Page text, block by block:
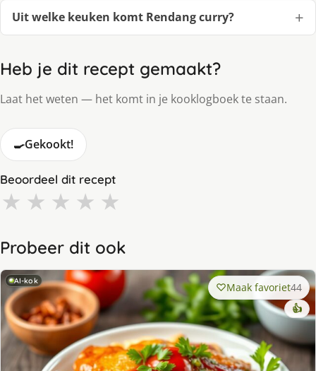
Uit welke keuken komt Rendang curry?
Heb je dit recept gemaakt?
Laat het weten — het komt in je kooklogboek te staan.
🍳Gekookt!
Beoordeel dit recept
★ ★ ★ ★ ★
Probeer dit ook
AI-kok Maak favoriet44
👍